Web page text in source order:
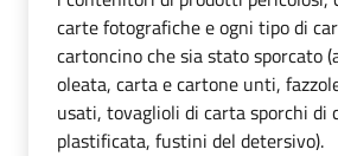
carte fotografiche e ogni tipo di
cartoncino che sia stato sporcato
oleata, carta e cartone unti,
usati, tovaglioli di carta sporchi di
plastificata, fustini del detersivo).